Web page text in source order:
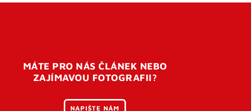
MÁTE PRO NÁS ČLÁNEK NEBO
ZAJÍMAVOU FOTOGRAFII?
NAPIŠTE NÁM